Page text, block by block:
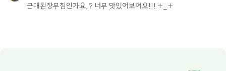
근대된장무침인가요..? 너무 맛있어보여요!!! +_+